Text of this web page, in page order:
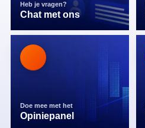
Heb je vragen?
Chat met ons
Doe mee met het
Opiniepanel